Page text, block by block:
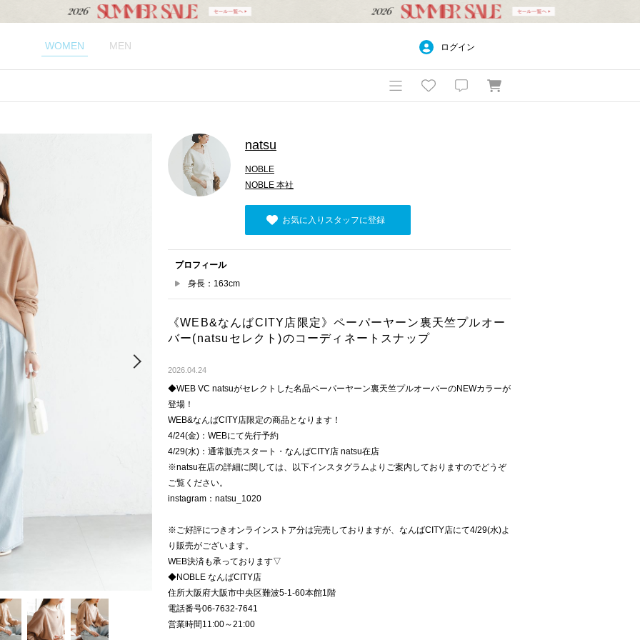
WOMEN MEN ログイン
natsu
NOBLE
NOBLE 本社
お気に入りスタッフに登録
プロフィール
身長：163cm
《WEB&なんばCITY店限定》ペーパーヤーン裏天竺プルオー
バー(natsuセレクト)のコーディネートスナップ
2026.04.24
◆WEB VC natsuがセレクトした名品ペーパーヤーン裏天竺プルオーバーのNEWカラーが
登場！
WEB&なんばCITY店限定の商品となります！
4/24(金)：WEBにて先行予約
4/29(水)：通常販売スタート・なんばCITY店 natsu在店
※natsu在店の詳細に関しては、以下インスタグラムよりご案内しておりますのでどうぞ
ご覧ください。
instagram：natsu_1020
※ご好評につきオンラインストア分は完売しておりますが、なんばCITY店にて4/29(水)よ
り販売がございます。
WEB決済も承っております▽
◆NOBLE なんばCITY店
住所大阪府大阪市中央区難波5-1-60本館1階
電話番号06-7632-7641
営業時間11:00～21:00